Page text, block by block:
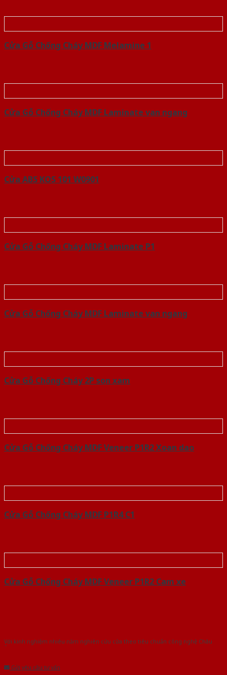
Cửa Gỗ Chống Cháy MDF Melamine 1
Cửa Gỗ Chống Cháy MDF Laminate van ngang
Cửa ABS KOS 101 W0901
Cửa Gỗ Chống Cháy MDF Laminate P1
Cửa Gỗ Chống Cháy MDF Laminate van ngang
Cửa Gỗ Chống Cháy 2P son xam
Cửa Gỗ Chống Cháy MDF Veneer P1R2 Xoan dao
Cửa Gỗ Chống Cháy MDF P1R4 C1
Cửa Gỗ Chống Cháy MDF Veneer P1R2 Cam xe
Với kinh nghiệm nhiêu năm nghiên cứu cửa theo tiêu chuẩn công nghệ Châu
Âu.Chúng tôi tự tin là nhà sản xuất & cung cấp hàng đầu tại Việt Nam!
Gửi yêu cầu tư vấn